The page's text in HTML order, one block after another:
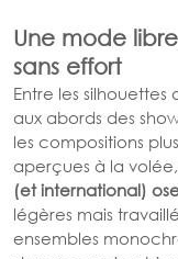
Une mode
sans effort
Entre les silhouettes
aux abords des
les compositions
aperçues à la volée,
(et international)
légères mais
ensembles